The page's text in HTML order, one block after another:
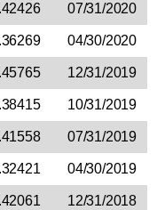
07/31/2020
04/30/2020
12/31/2019
10/31/2019
07/31/2019
04/30/2019
12/31/2018